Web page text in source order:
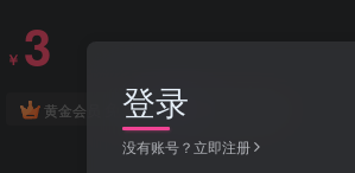
￥ 3
黄金会员 免费
登录
没有账号？立即注册